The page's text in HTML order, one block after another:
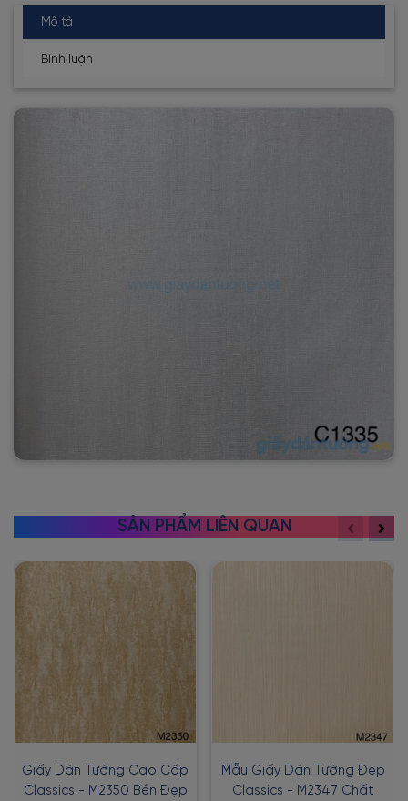
Mô tả
Bình luận
SẢN PHẨM LIÊN QUAN
Giấy Dán Tường Cao Cấp
Classics - M2350 Bền Đẹp
Mẫu Giấy Dán Tường Đẹp
Classics - M2347 Chất